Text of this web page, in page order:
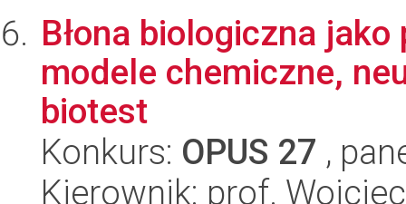
Błona biologiczna
modele chemiczne,
biotest
Konkurs: OPUS 27 ,
Kierownik: prof.